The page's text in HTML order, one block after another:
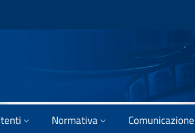
Normativa Comunicazione